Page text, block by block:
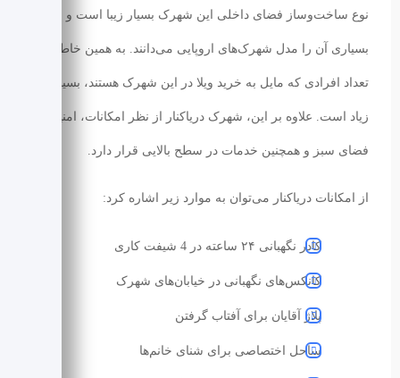
نوع ساخت‌وساز فضای داخلی این شهرک بسیار زیبا است و
بسیاری آن را مدل شهرک‌های اروپایی می‌دانند. به همین خاطر،
تعداد افرادی که مایل به خرید ویلا در این شهرک هستند، بسیار
زیاد است. علاوه بر این، شهرک دریاکنار از نظر امکانات، امنیت،
فضای سبز و همچنین خدمات در سطح بالایی قرار دارد.
از امکانات دریاکنار می‌توان به موارد زیر اشاره کرد:
کادر نگهبانی ۲۴ ساعته در 4 شیفت کاری
کانکس‌‌های نگهبانی در خیابان‌های شهرک
پلاژ آقایان برای آفتاب گرفتن
ساحل اختصاصی برای شنای خانم‌ها